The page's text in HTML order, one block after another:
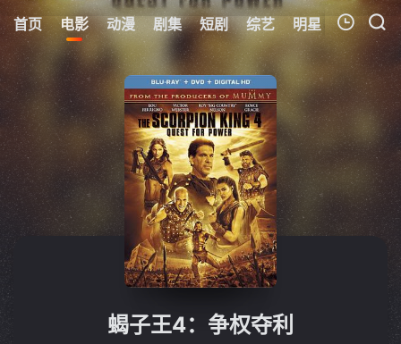
首页 电影 动漫 剧集 短剧 综艺 明星 周表
我的观影记录
暂无观看影片的记录
蝎子王4：争权夺利